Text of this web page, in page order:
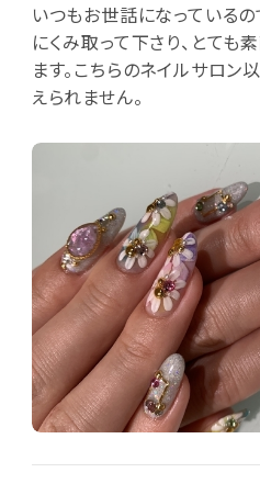
いつもお世話になっている
にくみ取って下さり、とても
ます。こちらのネイルサロ
えられません。